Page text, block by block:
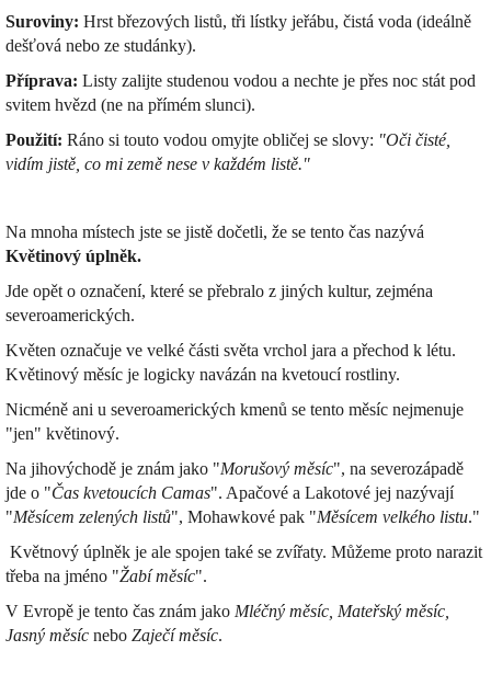
Suroviny: Hrst březových listů, tři lístky jeřábu, čistá voda (ideálně
dešťová nebo ze studánky).
Příprava: Listy zalijte studenou vodou a nechte je přes noc stát pod
svitem hvězd (ne na přímém slunci).
Použití: Ráno si touto vodou omyjte obličej se slovy: "Oči čisté,
vidím jistě, co mi země nese v každém listě."
Na mnoha místech jste se jistě dočetli, že se tento čas nazývá
Květinový úplněk.
Jde opět o označení, které se přebralo z jiných kultur, zejména
severoamerických.
Květen označuje ve velké části světa vrchol jara a přechod k létu.
Květinový měsíc je logicky navázán na kvetoucí rostliny.
Nicméně ani u severoamerických kmenů se tento měsíc nejmenuje
"jen" květinový.
Na jihovýchodě je znám jako "Morušový měsíc", na severozápadě
jde o "Čas kvetoucích Camas". Apačové a Lakotové jej nazývají
"Měsícem zelených listů", Mohawkové pak "Měsícem velkého listu."
Květnový úplněk je ale spojen také se zvířaty. Můžeme proto narazit
třeba na jméno "Žabí měsíc".
V Evropě je tento čas znám jako Mléčný měsíc, Mateřský měsíc,
Jasný měsíc nebo Zaječí měsíc.